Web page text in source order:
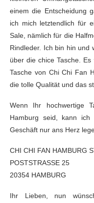
einem die Entscheidung
ich mich letztendlich für
Sale, nämlich für die
Rindleder. Ich bin hin und
über die chice Tasche.
Tasche von Chi Chi Fan
die tolle Qualität und das
Wenn Ihr hochwertige
Hamburg seid, kann ich
Geschäft nur ans Herz
CHI CHI FAN HAMBURG
POSTSTRASSE 25
20354 HAMBURG
Ihr Lieben, nun